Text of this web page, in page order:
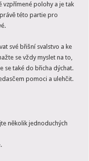
vzpřímené polohy a je tak
této partie pro
své břišní svalstvo a ke
se vždy myslet na to,
se také do břicha dýchat.
pomoci a ulehčit.
několik jednoduchých